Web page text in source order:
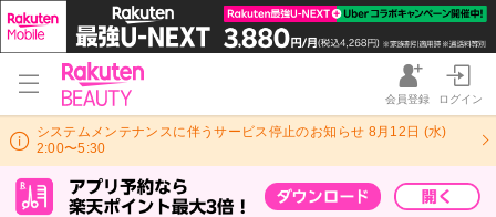
会員登録 ログイン
システムメンテナンスに伴うサービス停止のお知らせ 8月12日 (水)
2:00〜5:30